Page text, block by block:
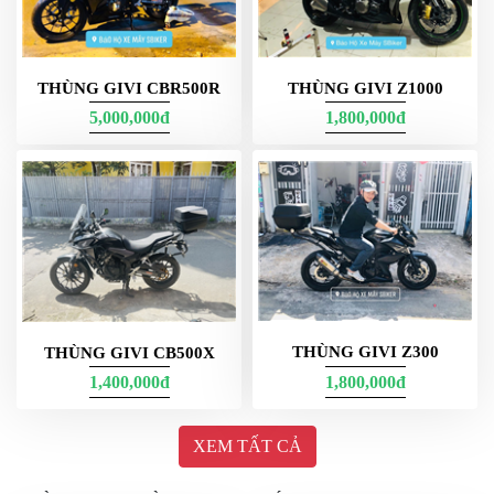
Thùng Givi được sản xuất theo tiêu chuẩn chất lượng châu Âu
được ví như là sự lựa chọn ưu việt số 1 bởi vì:
Sản phẩm được làm từ chất liệu cao cấp có khả năng
chống rỉ sét, chống nứt vỡ và chống sốc tốt.
Thùng Givi theo đó có độ bền cao, giúp người dùng tiết
kiệm nhiều chi phí sửa chữa hoặc thay mới.
Sản phẩm giúp đồ dùng được bảo quản an toàn trên mọi
cung đường gồ ghề, dằn xóc và trong mọi điều kiện thời
tiết.
Thùng gắn xe hạn chế tối đa các sự cố va quẹt do bạn chở
đồ dùng quá nhiều. Nhờ vậy mà độ an toàn của người và
THÙNG GIVI CBR500R
5,000,000đ
THÙNG GIVI Z1000
1,800,000đ
THÙNG GIVI CB500X
1,400,000đ
THÙNG GIVI Z300
1,800,000đ
XEM TẤT CẢ